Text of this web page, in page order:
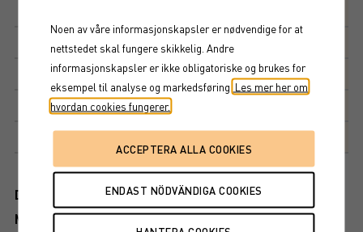
Tegningskurs
Kapitalbeskyttelse
Avkastningsfaktor
Markedsplass NASDAQ STOCKHOLM AB
Dokument
Mer information om produkten
Noen av våre informasjonskapsler er nødvendige for at
nettstedet skal fungere skikkelig. Andre
informasjonskapsler er ikke obligatoriske og brukes for
eksempel til analyse og markedsføring. Les mer her om
hvordan cookies fungerer.